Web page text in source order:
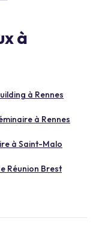
à
à Rennes
à Rennes
à Saint-Malo
Réunion Brest